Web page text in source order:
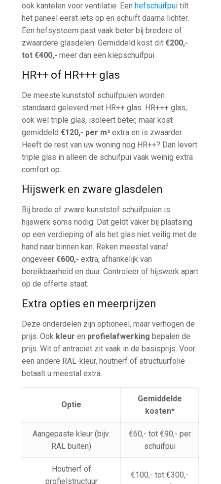
ook kantelen voor ventilatie. Eenhefschuifpui tilt
het paneel eerst iets op en schuift daarna lichter.
Een hefsysteem past vaak beter bij bredere of
zwaardere glasdelen. Gemiddeld kost dit€200,-
tot €400,- meer dan een kiepschuifpui.
HR++ of HR+++ glas
De meeste kunststof schuifpuien worden
standaard geleverd met HR++ glas. HR+++ glas,
ook wel triple glas, isoleert beter, maar kost
gemiddeld€120,- per m² extra en is zwaarder.
Heeft de rest van uw woning nog HR++? Dan levert
triple glas in alleen de schuifpui vaak weinig extra
comfort op.
Hijswerk en zware glasdelen
Bij brede of zware kunststof schuifpuien is
hijswerk soms nodig. Dat geldt vaker bij plaatsing
op een verdieping of als het glas niet veilig met de
hand naar binnen kan. Reken meestal vanaf
ongeveer€600,- extra, afhankelijk van
bereikbaarheid en duur. Controleer of hijswerk apart
op de offerte staat.
Extra opties en meerprijzen
Deze onderdelen zijn optioneel, maar verhogen de
prijs. Ook kleur en profielafwerking bepalen de
prijs. Wit of antraciet zit vaak in de basisprijs. Voor
een andere RAL-kleur, houtnerf of structuurfolie
betaalt u meestal extra.
Optie
Gemiddelde
kosten*
Aangepaste kleur (bijv.
RAL buiten)
€60,- tot €90,- per
schuifpui
Houtnerf of
profielstructuur
€100,- tot €300,-